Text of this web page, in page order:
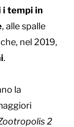
tempi in
, alle spalle
che, nel 2019,
.
la
2